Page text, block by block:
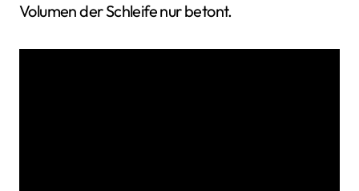
Volumen der Schleife nur betont.